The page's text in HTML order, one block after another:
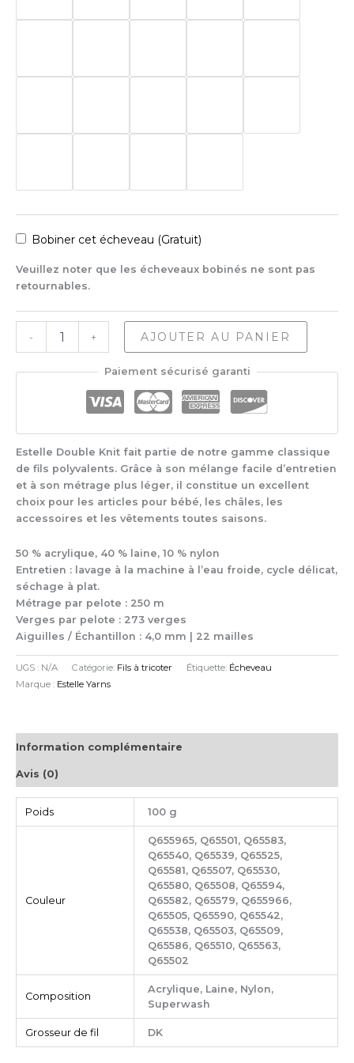
Bobiner cet écheveau (Gratuit)
Veuillez noter que les écheveaux bobinés ne sont pas
retournables.
-
Double
+ AJOUTER AU PANIER
Paiement sécurisé garanti
Estelle Double Knit fait partie de notre gamme classique
de fils polyvalents. Grâce à son mélange facile d’entretien
et à son métrage plus léger, il constitue un excellent
choix pour les articles pour bébé, les châles, les
accessoires et les vêtements toutes saisons.
50 % acrylique, 40 % laine, 10 % nylon
Entretien : lavage à la machine à l’eau froide, cycle délicat,
séchage à plat.
Métrage par pelote : 250 m
Verges par pelote : 273 verges
Aiguilles / Échantillon : 4,0 mm | 22 mailles
UGS : N/A Catégorie: Fils à tricoter Étiquette: Écheveau
Marque : Estelle Yarns
Information complémentaire
Avis (0)
Poids 100 g
Couleur
Q655965, Q65501, Q65583,
Q65540, Q65539, Q65525,
Q65581, Q65507, Q65530,
Q65580, Q65508, Q65594,
Q65582, Q65579, Q655966,
Q65505, Q65590, Q65542,
Q65538, Q65503, Q65509,
Q65586, Q65510, Q65563,
Q65502
Composition
Acrylique, Laine, Nylon,
Superwash
Grosseur de fil DK